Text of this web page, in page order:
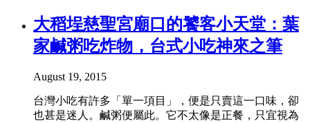
大稻埕慈聖宮廟口的饕客小天堂：葉
家鹹粥吃炸物，台式小吃神來之筆
August 19, 2015
台灣小吃有許多「單一項目」，便是只賣這一口味，卻
也甚是迷人。鹹粥便屬此。它不太像是正餐，只宜視為